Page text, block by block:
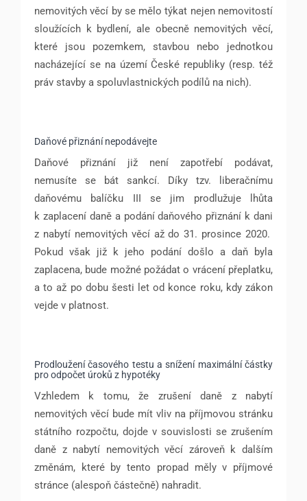
nemovitých věcí by se mělo týkat nejen nemovitostí
sloužících k bydlení, ale obecně nemovitých věcí,
které jsou pozemkem, stavbou nebo jednotkou
nacházející se na území České republiky (resp. též
práv stavby a spoluvlastnických podílů na nich).
Daňové přiznání nepodávejte
Daňové přiznání již není zapotřebí podávat,
nemusíte se bát sankcí. Díky tzv. liberačnímu
daňovému balíčku III se jim prodlužuje lhůta
k zaplacení daně a podání daňového přiznání k dani
z nabytí nemovitých věcí až do 31. prosince 2020.
Pokud však již k jeho podání došlo a daň byla
zaplacena, bude možné požádat o vrácení přeplatku,
a to až po dobu šesti let od konce roku, kdy zákon
vejde v platnost.
Prodloužení časového testu a snížení maximální částky
pro odpočet úroků z hypotéky
Vzhledem k tomu, že zrušení daně z nabytí
nemovitých věcí bude mít vliv na příjmovou stránku
státního rozpočtu, dojde v souvislosti se zrušením
daně z nabytí nemovitých věcí zároveň k dalším
změnám, které by tento propad měly v příjmové
stránce (alespoň částečně) nahradit.